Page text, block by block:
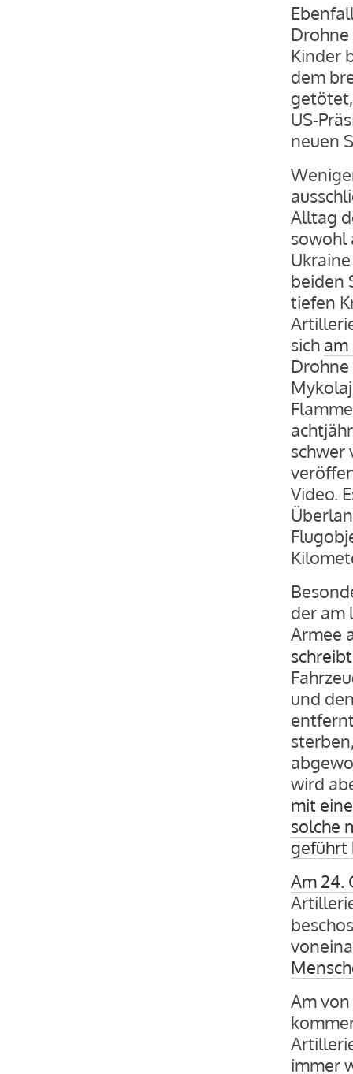
Kinder
dem
US-
neuen
Alltag
sowohl
beiden
tiefen
sich am
schwer
Video.
der am
Armee
und
wird
mit
solche
geführt
Am 24.
Am
immer